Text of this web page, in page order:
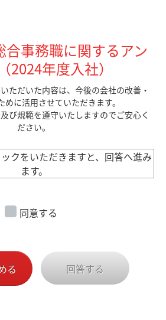
合事務職に関するアン
2024年度入社）
ただいた内容は、今後の会社の改善・
めに活用させていただきます。
び規範を遵守いたしますのでご安心く
ださい。
ックをいただきますと、回答へ進み
ます。
同意する
る 回答する